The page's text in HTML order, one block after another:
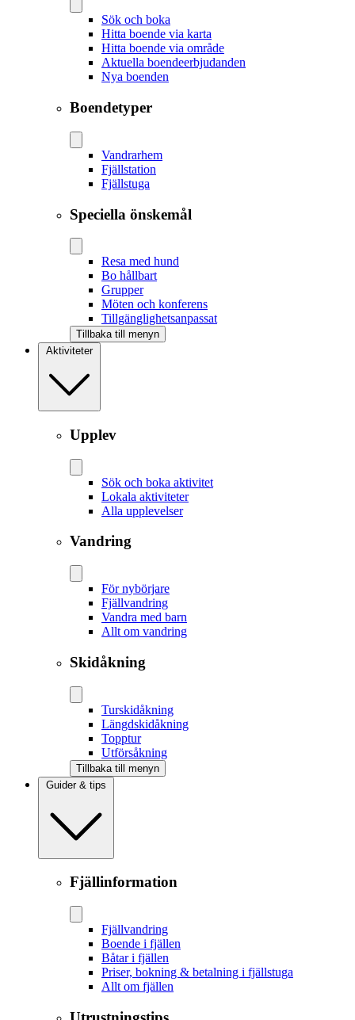
Sök och boka
Hitta boende via karta
Hitta boende via område
Aktuella boendeerbjudanden
Nya boenden
Boendetyper
Vandrarhem
Fjällstation
Fjällstuga
Speciella önskemål
Resa med hund
Bo hållbart
Grupper
Möten och konferens
Tillgänglighetsanpassat
Tillbaka till menyn
Aktiviteter
Upplev
Sök och boka aktivitet
Lokala aktiviteter
Alla upplevelser
Vandring
För nybörjare
Fjällvandring
Vandra med barn
Allt om vandring
Skidåkning
Tur­skidåkning
Längd­skidåkning
Topptur
Utförsåkning
Tillbaka till menyn
Guider & tips
Fjällinformation
Fjällvandring
Boende i fjällen
Båtar i fjällen
Priser, bokning & betalning i fjällstuga
Allt om fjällen